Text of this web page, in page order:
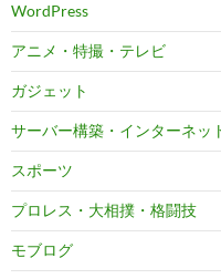
WordPress
アニメ・特撮・テレビ
ガジェット
サーバー構築・インターネッ
スポーツ
プロレス・大相撲・格闘技
モブログ